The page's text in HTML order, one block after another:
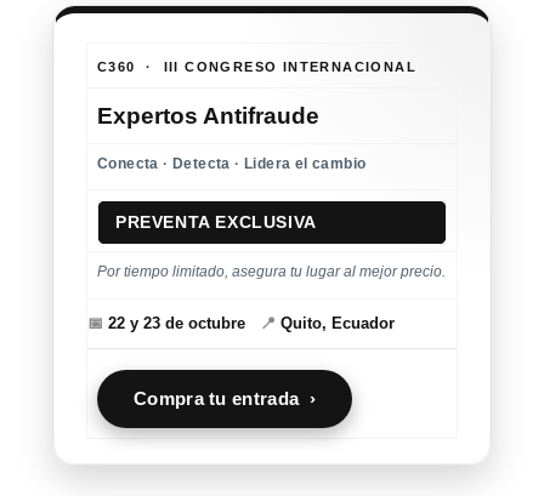
C360 · III CONGRESO INTERNACIONAL
Expertos Antifraude
Conecta · Detecta · Lidera el cambio
PREVENTA EXCLUSIVA
Por tiempo limitado, asegura tu lugar al mejor precio.
📅 22 y 23 de octubre 📍 Quito, Ecuador
Compra tu entrada ›